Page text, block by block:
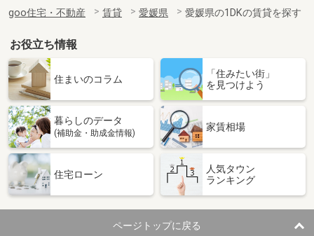
専有面積
26.08m²
愛媛県松山市古川南２丁目
3.70万円
愛媛県松山市古川南２丁目
専有面積
23.61m²
間取り
1K
愛媛県松山市祝谷３丁目
価 格
3.90万円
専有面積 19.87m²
goo住宅・不動産 賃貸 愛媛県 愛媛県の1DKの賃貸を探す
お役立ち情報
住まいのコラム
「住みたい街」
を見つけよう
暮らしのデータ
(補助金・助成金情報)
家賃相場
住宅ローン
人気タウン
ランキング
ページトップに戻る